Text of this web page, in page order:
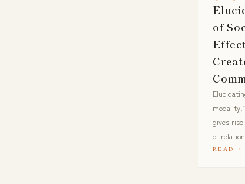
of
gives
of
READ